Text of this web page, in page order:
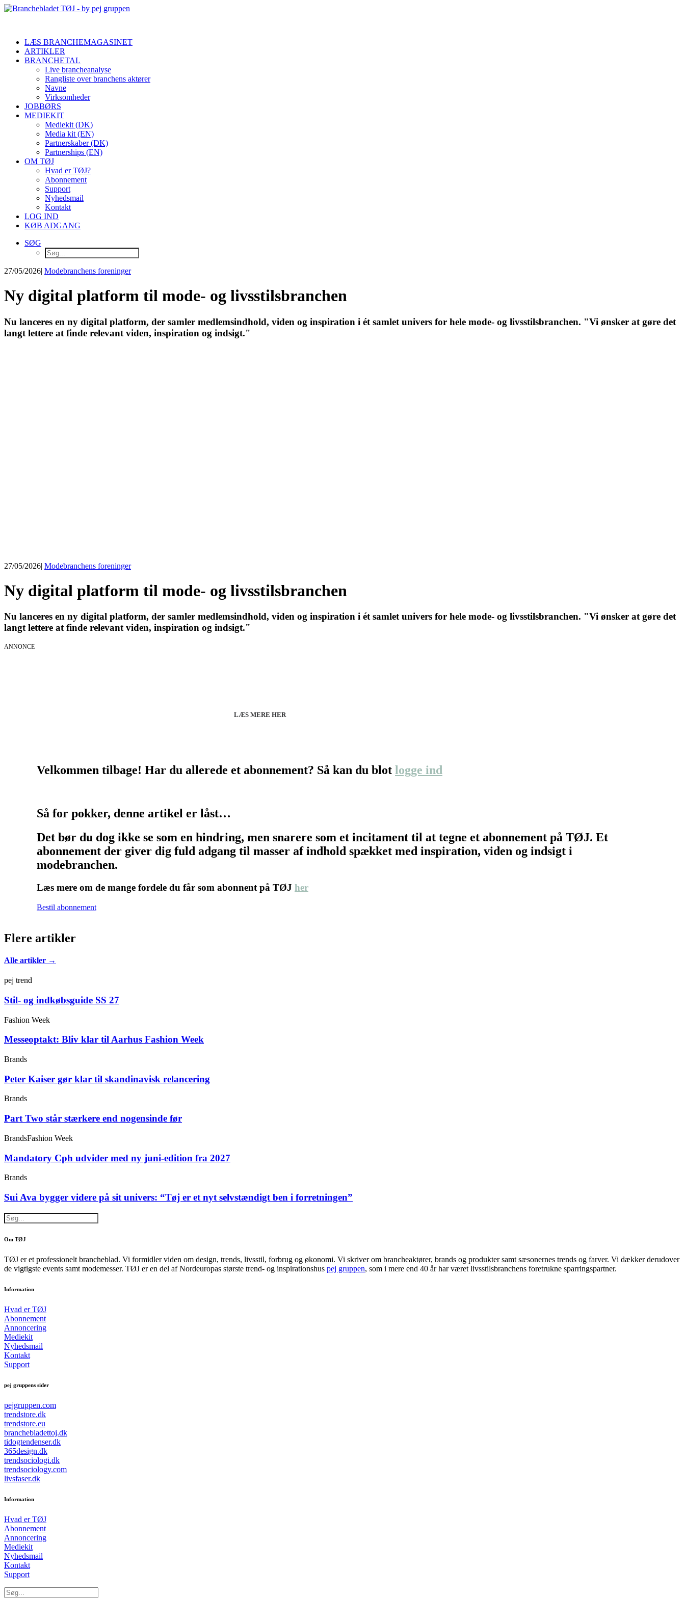
LÆS BRANCHEMAGASINET
ARTIKLER
BRANCHETAL
Live brancheanalyse
Rangliste over branchens aktører
Navne
Virksomheder
JOBBØRS
MEDIEKIT
Mediekit (DK)
Media kit (EN)
Partnerskaber (DK)
Partnerships (EN)
OM TØJ
Hvad er TØJ?
Abonnement
Support
Nyhedsmail
Kontakt
LOG IND
KØB ADGANG
SØG
27/05/2026| Modebranchens foreninger
Ny digital platform til mode- og livsstilsbranchen
Nu lanceres en ny digital platform, der samler medlemsindhold, viden og inspiration i ét samlet univers for hele mode- og livsstilsbranchen. "Vi ønsker at gøre det
langt lettere at finde relevant viden, inspiration og indsigt."
27/05/2026| Modebranchens foreninger
Ny digital platform til mode- og livsstilsbranchen
Nu lanceres en ny digital platform, der samler medlemsindhold, viden og inspiration i ét samlet univers for hele mode- og livsstilsbranchen. "Vi ønsker at gøre det
langt lettere at finde relevant viden, inspiration og indsigt."
ANNONCE
LÆS MERE HER
Velkommen tilbage! Har du allerede et abonnement? Så kan du blot logge ind
Så for pokker, denne artikel er låst…
Det bør du dog ikke se som en hindring, men snarere som et incitament til at tegne et abonnement på TØJ. Et
abonnement der giver dig fuld adgang til masser af indhold spækket med inspiration, viden og indsigt i
modebranchen.
Læs mere om de mange fordele du får som abonnent på TØJ her
Bestil abonnement
Flere artikler
Alle artikler →
pej trend
Stil- og indkøbsguide SS 27
Fashion Week
Messeoptakt: Bliv klar til Aarhus Fashion Week
Brands
Peter Kaiser gør klar til skandinavisk relancering
Brands
Part Two står stærkere end nogensinde før
BrandsFashion Week
Mandatory Cph udvider med ny juni-edition fra 2027
Brands
Sui Ava bygger videre på sit univers: “Tøj er et nyt selvstændigt ben i forretningen”
Om TØJ
TØJ er et professionelt brancheblad. Vi formidler viden om design, trends, livsstil, forbrug og økonomi. Vi skriver om brancheaktører, brands og produkter samt sæsonernes trends og farver. Vi dækker derudover
de vigtigste events samt modemesser. TØJ er en del af Nordeuropas største trend- og inspirationshus pej gruppen, som i mere end 40 år har været livsstilsbranchens foretrukne sparringspartner.
Information
Hvad er TØJ
Abonnement
Annoncering
Mediekit
Nyhedsmail
Kontakt
Support
pej gruppens sider
pejgruppen.com
trendstore.dk
trendstore.eu
branchebladettoj.dk
tidogtendenser.dk
365design.dk
trendsociologi.dk
trendsociology.com
livsfaser.dk
Information
Hvad er TØJ
Abonnement
Annoncering
Mediekit
Nyhedsmail
Kontakt
Support